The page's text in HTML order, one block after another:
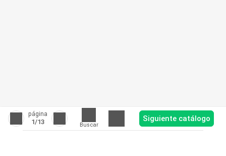
página
1/13 Buscar
Siguiente catálogo